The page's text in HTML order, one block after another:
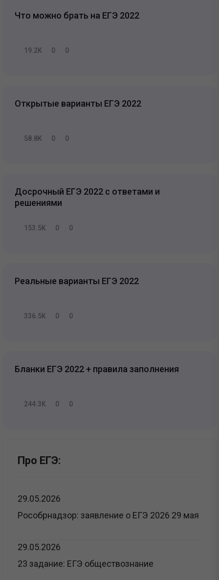
Что можно брать на ЕГЭ 2022
19.2K 0 0
Открытые варианты ЕГЭ 2022
58.8K 0 0
Досрочный ЕГЭ 2022 с ответами и
решениями
153.5K 0 0
Реальные варианты ЕГЭ 2022
336.5K 0 0
Бланки ЕГЭ 2022 + правила заполнения
244.3K 0 0
Про ЕГЭ:
29.05.2026
Рособрнадзор: заявление о ЕГЭ 2026 29 мая
29.05.2026
23 задание: ЕГЭ обществознание